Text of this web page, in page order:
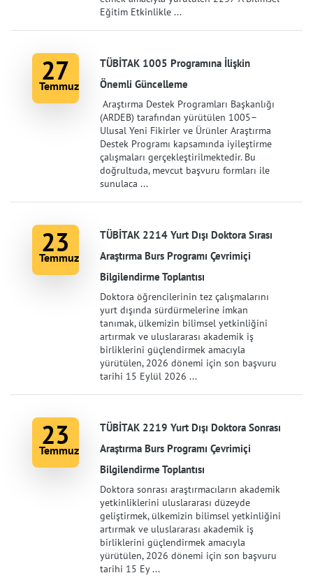
Eğitim Etkinlikle ...
27
Temmuz
TÜBİTAK 1005 Programına İlişkin
Önemli Güncelleme
Araştırma Destek Programları Başkanlığı
(ARDEB) tarafından yürütülen 1005–
Ulusal Yeni Fikirler ve Ürünler Araştırma
Destek Programı kapsamında iyileştirme
çalışmaları gerçekleştirilmektedir. Bu
doğrultuda, mevcut başvuru formları ile
sunulaca ...
23
Temmuz
TÜBİTAK 2214 Yurt Dışı Doktora Sırası
Araştırma Burs Programı Çevrimiçi
Bilgilendirme Toplantısı
Doktora öğrencilerinin tez çalışmalarını
yurt dışında sürdürmelerine imkan
tanımak, ülkemizin bilimsel yetkinliğini
artırmak ve uluslararası akademik iş
birliklerini güçlendirmek amacıyla
yürütülen, 2026 dönemi için son başvuru
tarihi 15 Eylül 2026 ...
23
Temmuz
TÜBİTAK 2219 Yurt Dışı Doktora Sonrası
Araştırma Burs Programı Çevrimiçi
Bilgilendirme Toplantısı
Doktora sonrası araştırmacıların akademik
yetkinliklerini uluslararası düzeyde
geliştirmek, ülkemizin bilimsel yetkinliğini
artırmak ve uluslararası akademik iş
birliklerini güçlendirmek amacıyla
yürütülen, 2026 dönemi için son başvuru
tarihi 15 Ey ...